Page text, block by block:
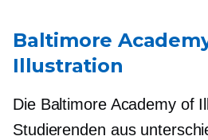
Baltimore
Illustration
Die Baltimore Academy of
Studierenden aus